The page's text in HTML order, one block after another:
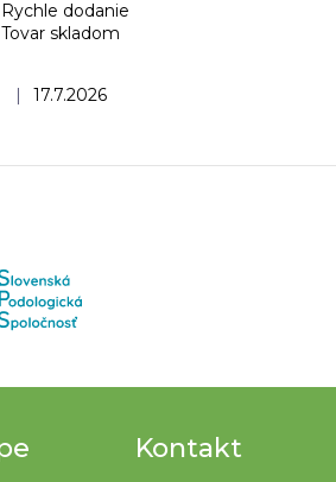
Hodnotenie obchodu je 5 z 5 hviezdičiek.
| 17.7.2026
dodanie
skladom
Kontakt